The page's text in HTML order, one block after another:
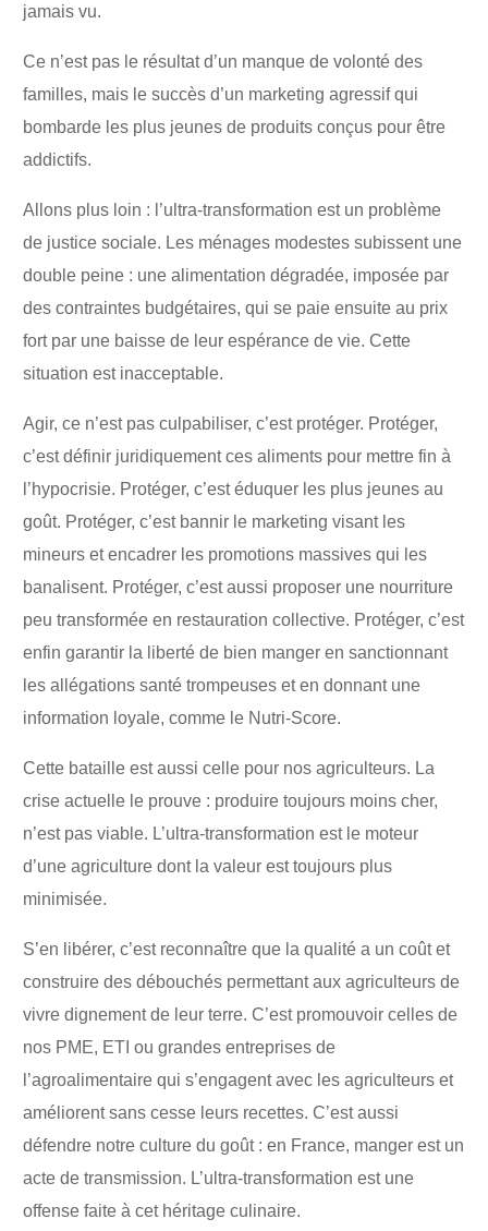
jamais vu.
Ce n’est pas le résultat d’un manque de volonté des
familles, mais le succès d’un marketing agressif qui
bombarde les plus jeunes de produits conçus pour être
addictifs.
Allons plus loin : l’ultra-transformation est un problème
de justice sociale. Les ménages modestes subissent une
double peine : une alimentation dégradée, imposée par
des contraintes budgétaires, qui se paie ensuite au prix
fort par une baisse de leur espérance de vie. Cette
situation est inacceptable.
Agir, ce n’est pas culpabiliser, c’est protéger. Protéger,
c’est définir juridiquement ces aliments pour mettre fin à
l’hypocrisie. Protéger, c’est éduquer les plus jeunes au
goût. Protéger, c’est bannir le marketing visant les
mineurs et encadrer les promotions massives qui les
banalisent. Protéger, c’est aussi proposer une nourriture
peu transformée en restauration collective. Protéger, c’est
enfin garantir la liberté de bien manger en sanctionnant
les allégations santé trompeuses et en donnant une
information loyale, comme le Nutri-Score.
Cette bataille est aussi celle pour nos agriculteurs. La
crise actuelle le prouve : produire toujours moins cher,
n’est pas viable. L’ultra-transformation est le moteur
d’une agriculture dont la valeur est toujours plus
minimisée.
S’en libérer, c’est reconnaître que la qualité a un coût et
construire des débouchés permettant aux agriculteurs de
vivre dignement de leur terre. C’est promouvoir celles de
nos PME, ETI ou grandes entreprises de
l’agroalimentaire qui s’engagent avec les agriculteurs et
améliorent sans cesse leurs recettes. C’est aussi
défendre notre culture du goût : en France, manger est un
acte de transmission. L’ultra-transformation est une
offense faite à cet héritage culinaire.